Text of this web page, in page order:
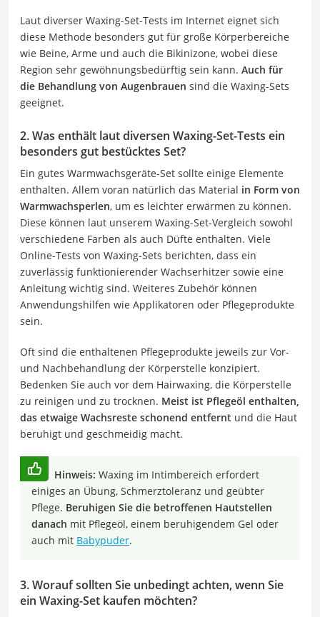
Laut diverser Waxing-Set-Tests im Internet eignet sich
diese Methode besonders gut für große Körperbereiche
wie Beine, Arme und auch die Bikinizone, wobei diese
Region sehr gewöhnungsbedürftig sein kann. Auch für
die Behandlung von Augenbrauen sind die Waxing-Sets
geeignet.
2. Was enthält laut diversen Waxing-Set-Tests ein
besonders gut bestücktes Set?
Ein gutes Warmwachsgeräte-Set sollte einige Elemente
enthalten. Allem voran natürlich das Material in Form von
Warmwachsperlen, um es leichter erwärmen zu können.
Diese können laut unserem Waxing-Set-Vergleich sowohl
verschiedene Farben als auch Düfte enthalten. Viele
Online-Tests von Waxing-Sets berichten, dass ein
zuverlässig funktionierender Wachserhitzer sowie eine
Anleitung wichtig sind. Weiteres Zubehör können
Anwendungshilfen wie Applikatoren oder Pflegeprodukte
sein.
Oft sind die enthaltenen Pflegeprodukte jeweils zur Vor-
und Nachbehandlung der Körperstelle konzipiert.
Bedenken Sie auch vor dem Hairwaxing, die Körperstelle
zu reinigen und zu trocknen. Meist ist Pflegeöl enthalten,
das etwaige Wachsreste schonend entfernt und die Haut
beruhigt und geschmeidig macht.
Hinweis: Waxing im Intimbereich erfordert
einiges an Übung, Schmerztoleranz und geübter
Pflege. Beruhigen Sie die betroffenen Hautstellen
danach mit Pflegeöl, einem beruhigendem Gel oder
auch mit Babypuder.
3. Worauf sollten Sie unbedingt achten, wenn Sie
ein Waxing-Set kaufen möchten?